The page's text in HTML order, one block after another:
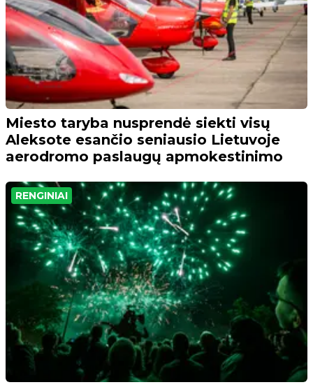
Miesto taryba nusprendė siekti visų
Aleksote esančio seniausio Lietuvoje
aerodromo paslaugų apmokestinimo
RENGINIAI